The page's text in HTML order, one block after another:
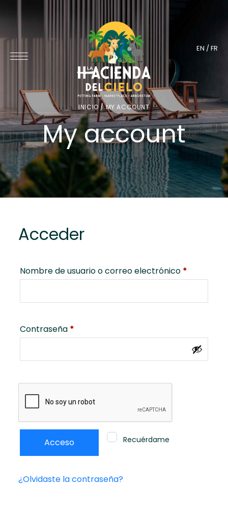
EN / FR
INICIO/ MY ACCOUNT
My account
Acceder
Nombre de usuario o correo electrónico *
Contraseña *
Recuérdame
Acceso
¿Olvidaste la contraseña?